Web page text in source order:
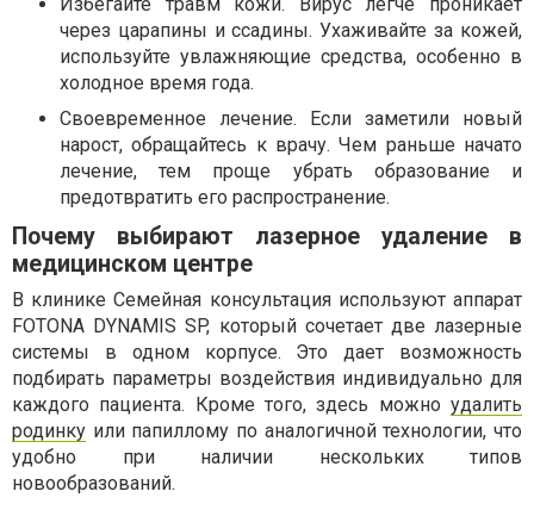
через царапины и ссадины. Ухаживайте за кожей,
используйте увлажняющие средства, особенно в
холодное время года.
Своевременное лечение. Если заметили новый
нарост, обращайтесь к врачу. Чем раньше начато
лечение, тем проще убрать образование и
предотвратить его распространение.
Почему выбирают лазерное удаление в
медицинском центре
В клинике Семейная консультация используют аппарат
FOTONA DYNAMIS SP, который сочетает две лазерные
системы в одном корпусе. Это дает возможность
подбирать параметры воздействия индивидуально для
каждого пациента. Кроме того, здесь можно удалить
родинку или папиллому по аналогичной технологии, что
удобно при наличии нескольких типов
новообразований.